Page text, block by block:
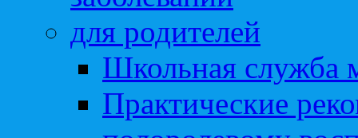
для родителей
Школьная служба
Практические